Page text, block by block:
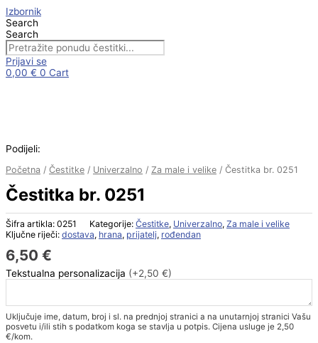
to
content
Izbornik
Search
Search
Prijavi se
0,00 € 0 Cart
Podijeli:
Početna / Čestitke / Univerzalno / Za male i velike / Čestitka br. 0251
Čestitka br. 0251
Šifra artikla: 0251 Kategorije: Čestitke, Univerzalno, Za male i velike
Ključne riječi: dostava, hrana, prijatelj, rođendan
6,50 €
Tekstualna personalizacija (+2,50 €)
Uključuje ime, datum, broj i sl. na prednjoj stranici a na unutarnjoj stranici Vašu
posvetu i/ili stih s podatkom koga se stavlja u potpis. Cijena usluge je 2,50
€/kom.